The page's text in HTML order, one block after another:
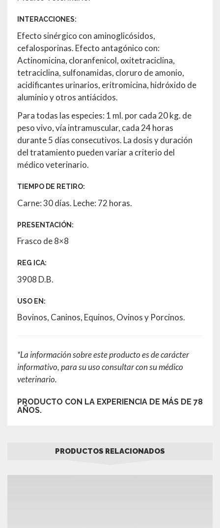
INTERACCIONES:
Efecto sinérgico con aminoglicósidos,
cefalosporinas. Efecto antagónico con:
Actinomicina, cloranfenicol, oxitetraciclina,
tetraciclina, sulfonamidas, cloruro de amonio,
acidificantes urinarios, eritromicina, hidróxido de
aluminio y otros antiácidos.
Para todas las especies: 1 ml. por cada 20 kg. de
peso vivo, vía intramuscular, cada 24 horas
durante 5 días consecutivos. La dosis y duración
del tratamiento pueden variar a criterio del
médico veterinario.
TIEMPO DE RETIRO:
Carne: 30 días. Leche: 72 horas.
PRESENTACIÓN:
Frasco de 8×8
REG ICA:
3908 D.B.
USO EN:
Bovinos, Caninos, Equinos, Ovinos y Porcinos.
*La información sobre este producto es de carácter
informativo, para su uso consultar con su médico
veterinario.
PRODUCTO CON LA EXPERIENCIA DE MÁS DE 78
AÑOS.
PRODUCTOS RELACIONADOS